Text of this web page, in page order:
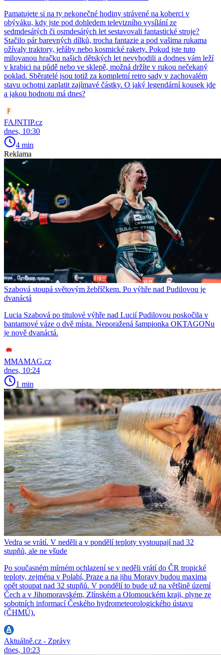
Pamatujete si na ty nekonečné hodiny strávené na koberci v
obýváku, kdy jste pod dohledem televizního vysílání ze
sedmdesátých či osmdesátých let sestavovali fantastické stroje?
Stačilo pár barevných dílků, trocha fantazie a pod vašima rukama
ožívaly traktory, jeřáby nebo kosmické rakety. Pokud jste tuto
milovanou hračku našich dětských let nevyhodili a dodnes vám leží
v krabici na půdě nebo ve sklepě, možná držíte v rukou nečekaný
poklad. Sběratelé jsou totiž za kompletní retro sady v zachovalém
stavu ochotni zaplatit zajímavé částky. O jaký legendární kousek jde
a jakou hodnotu má dnes?
FAJNTIP.cz
dnes, 10:30
4 min
Reklama
Szabová stoupá světovým žebříčkem. Po výhře nad Pudilovou je
dvanáctá
Lucia Szabová po titulové výhře nad Lucií Pudilovou poskočila v
bantamové váze o dvě místa. Neporažená šampionka OKTAGONu
je nově dvanáctá.
MMAMAG.cz
dnes, 10:24
1 min
Vedra se vrátí. V neděli a v pondělí teploty vystoupají nad 32
stupňů, ale ne všude
Po současném mírném ochlazení se v neděli vrátí do ČR tropické
teploty, zejména v Polabí, Praze a na jihu Moravy budou maxima
opět stoupat nad 32 stupňů. V pondělí to bude už na většině území
Čech a v Jihomoravském, Zlínském a Olomouckém kraji, plyne ze
sobotních informací Českého hydrometeorologického ústavu
(ČHMÚ).
Aktuálně.cz - Zprávy
dnes, 10:23